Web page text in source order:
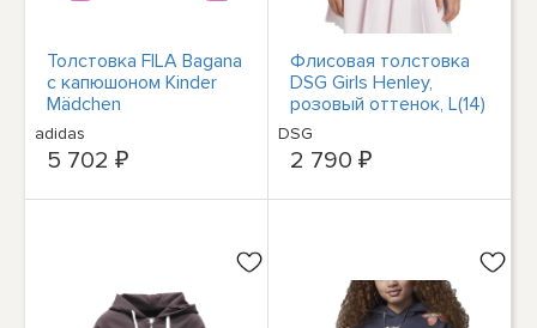
Толстовка FILA Bagana
с капюшоном Kinder
Mädchen
Kapuzenpullover,
толстовка Lila
Orchidee
adidas
5 702 ₽
Флисовая толстовка
DSG Girls Henley,
розовый оттенок, L(14)
DSG
2 790 ₽